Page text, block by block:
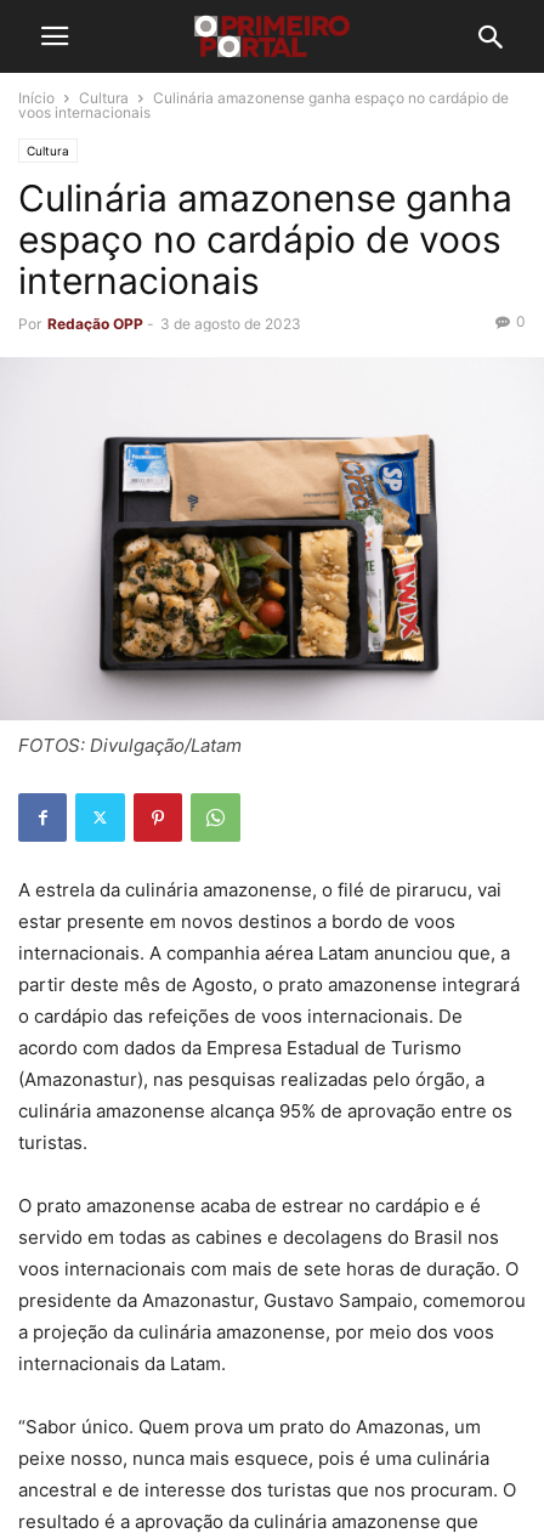
Início Cultura
Culinária amazonense ganha espaço no cardápio de
voos internacionais
Cultura
Culinária amazonense ganha
espaço no cardápio de voos
internacionais
Por Redação OPP - 3 de agosto de 2023 0
FOTOS: Divulgação/Latam
A estrela da culinária amazonense, o filé de pirarucu, vai
estar presente em novos destinos a bordo de voos
internacionais. A companhia aérea Latam anunciou que, a
partir deste mês de Agosto, o prato amazonense integrará
o cardápio das refeições de voos internacionais. De
acordo com dados da Empresa Estadual de Turismo
(Amazonastur), nas pesquisas realizadas pelo órgão, a
culinária amazonense alcança 95% de aprovação entre os
turistas.
O prato amazonense acaba de estrear no cardápio e é
servido em todas as cabines e decolagens do Brasil nos
voos internacionais com mais de sete horas de duração. O
presidente da Amazonastur, Gustavo Sampaio, comemorou
a projeção da culinária amazonense, por meio dos voos
internacionais da Latam.
“Sabor único. Quem prova um prato do Amazonas, um
peixe nosso, nunca mais esquece, pois é uma culinária
ancestral e de interesse dos turistas que nos procuram. O
resultado é a aprovação da culinária amazonense que